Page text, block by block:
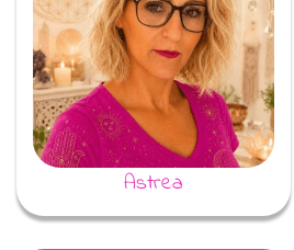
Astrea